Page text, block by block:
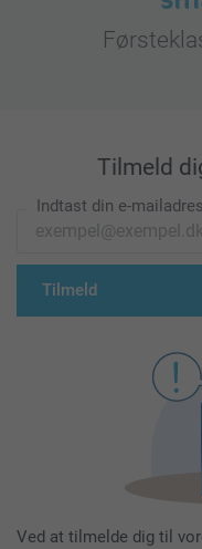
Tilmeld
Indtast din e-
Tilmeld
Ved at tilmelde dig til